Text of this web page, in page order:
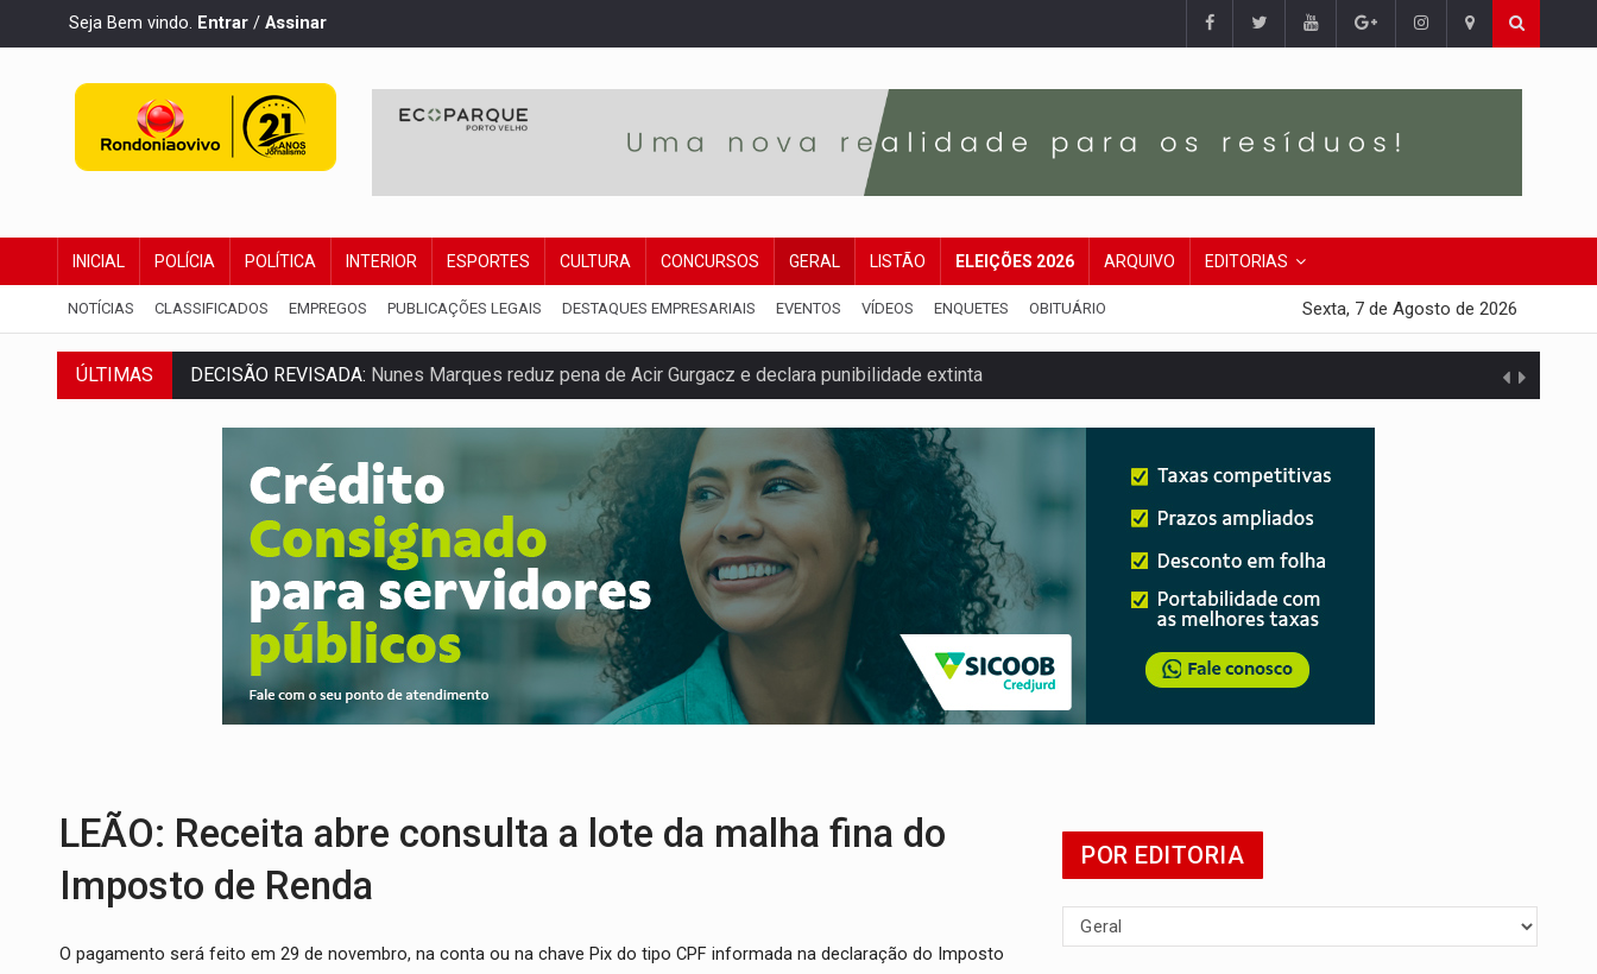
Seja Bem vindo. Entrar / Assinar
INICIAL POLÍCIA POLÍTICA INTERIOR ESPORTES CULTURA CONCURSOS GERAL LISTÃO ELEIÇÕES 2026 ARQUIVO EDITORIAS
NOTÍCIAS CLASSIFICADOS EMPREGOS PUBLICAÇÕES LEGAIS DESTAQUES EMPRESARIAIS EVENTOS VÍDEOS ENQUETES OBITUÁRIO Sexta, 7 de Agosto de 2026
ÚLTIMAS DECISÃO REVISADA: Nunes Marques reduz pena de Acir Gurgacz e declara punibilidade extinta
CONEXÃO RONDONIAOVIVO:Museólogo Antônio Ocampo lança livro sobre a Madeira-Mamoré
ELEIÇÕES 2026:Patrimônio de candidata a deputada federal do PL salta R$ 1 mil para R$ 155 mil
Quadrilha é flagrada com cerca de 200 porções de drogas
BAIRRO TEIXEIRÃO:MPF cobra regularização fundiária da comunidade Nova Colina
SUCESSO NA ABERTURA: 2ª Feira Rondônia Empreendedora segue no Espaço Alternativo com entrada gratuita
REESTRUTURAÇÃO:Secretário da Seinfra de Porto Velho pede exoneração do cargo
SAÚDE INDÍGENA: Pirahã terão consultas e exames especializados durante expedição do SUS
LEÃO: Receita abre consulta a lote da malha fina do
Imposto de Renda
O pagamento será feito em 29 de novembro, na conta ou na chave Pix do tipo CPF informada na declaração do Imposto
POR EDITORIA